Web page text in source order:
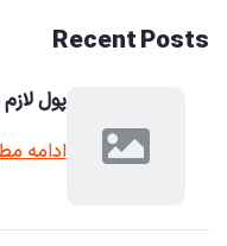
Recent Posts
پول
ادامه